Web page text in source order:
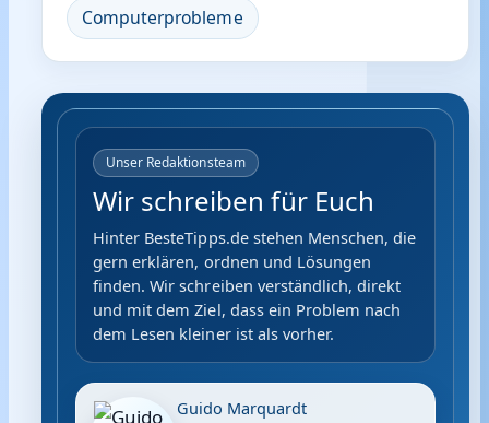
Computerprobleme
Unser Redaktionsteam
Wir schreiben für Euch
Hinter BesteTipps.de stehen Menschen, die
gern erklären, ordnen und Lösungen
finden. Wir schreiben verständlich, direkt
und mit dem Ziel, dass ein Problem nach
dem Lesen kleiner ist als vorher.
Guido Marquardt